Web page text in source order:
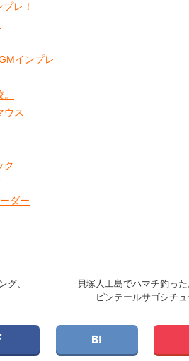
レ！
インプレ
ウス
ク
ダー
グ、
貝塚人工島でハマチ釣っ
ピンテールサゴシチュ